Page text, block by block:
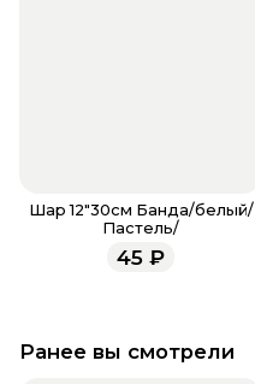
Шар 12"30см Банда/белый/
Пастель/
45 ₽
Ранее вы смотрели